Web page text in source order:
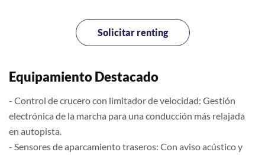
Solicitar renting
Equipamiento Destacado
- Control de crucero con limitador de velocidad: Gestión
electrónica de la marcha para una conducción más relajada
en autopista.
- Sensores de aparcamiento traseros: Con aviso acústico y